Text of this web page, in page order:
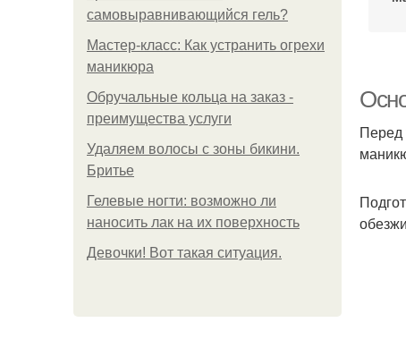
самовыравнивающийся гель?
Мастер-класс: Как устранить огрехи
маникюра
Обручальные кольца на заказ -
преимущества услуги
Удаляем волосы с зоны бикини.
Бритье
Гелевые ногти: возможно ли
наносить лак на их поверхность
Девочки! Вот такая ситуация.
Перед